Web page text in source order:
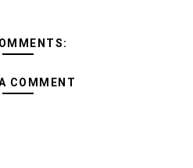
COMMENT